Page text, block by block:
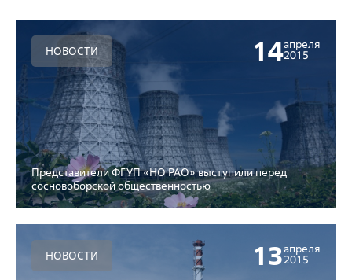
НОВОСТИ 14апреля
2015
Представители ФГУП «НО РАО» выступили перед
сосновоборской общественностью
НОВОСТИ 13апреля
2015